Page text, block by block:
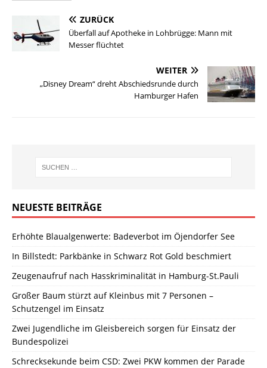
ZURÜCK
Überfall auf Apotheke in Lohbrügge: Mann mit
Messer flüchtet
WEITER
„Disney Dream“ dreht Abschiedsrunde durch
Hamburger Hafen
NEUESTE BEITRÄGE
Erhöhte Blaualgenwerte: Badeverbot im Öjendorfer See
In Billstedt: Parkbänke in Schwarz Rot Gold beschmiert
Zeugenaufruf nach Hasskriminalität in Hamburg-St.Pauli
Großer Baum stürzt auf Kleinbus mit 7 Personen –
Schutzengel im Einsatz
Zwei Jugendliche im Gleisbereich sorgen für Einsatz der
Bundespolizei
Schrecksekunde beim CSD: Zwei PKW kommen der Parade